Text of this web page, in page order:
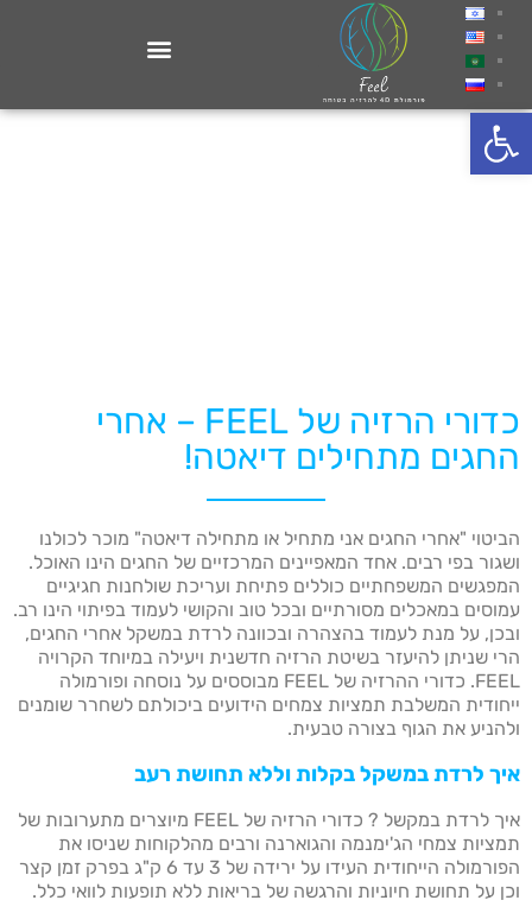
פתח סרגל נגישות
כדורי הרזיה של FEEL – אחרי
החגים מתחילים דיאטה!
הביטוי "אחרי החגים אני מתחיל או מתחילה דיאטה" מוכר לכולנו
ושגור בפי רבים. אחד המאפיינים המרכזיים של החגים הינו האוכל.
המפגשים המשפחתיים כוללים פתיחת ועריכת שולחנות חגיגיים
עמוסים במאכלים מסורתיים ובכל טוב והקושי לעמוד בפיתוי הינו רב.
ובכן, על מנת לעמוד בהצהרה ובכוונה לרדת במשקל אחרי החגים,
הרי שניתן להיעזר בשיטת הרזיה חדשנית ויעילה במיוחד הקרויה
FEEL. כדורי ההרזיה של FEEL מבוססים על נוסחה ופורמולה
ייחודית המשלבת תמציות צמחים הידועים ביכולתם לשחרר שומנים
ולהניע את הגוף בצורה טבעית.
איך לרדת במשקל בקלות וללא תחושת רעב
איך לרדת במקשל ? כדורי הרזיה של FEEL מיוצרים מתערובות של
תמציות צמחי הג'ימנמה והגוארנה ורבים מהלקוחות שניסו את
הפורמולה הייחודית העידו על ירידה של 3 עד 6 ק"ג בפרק זמן קצר
וכן על תחושת חיוניות והרגשה של בריאות ללא תופעות לוואי כלל.